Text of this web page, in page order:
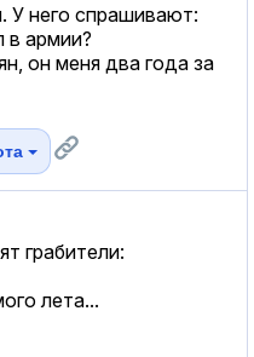
У него спрашивают:
в армии?
он меня два года за
грабители:
лета...